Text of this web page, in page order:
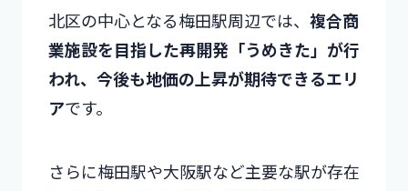
北区の中心となる梅田駅周辺では、 複合商
業施設を目指した再開発「うめきた」が行
われ、今後も地価の上昇が期待できるエリ
アです。
さらに梅田駅や大阪駅など主要な駅が存在